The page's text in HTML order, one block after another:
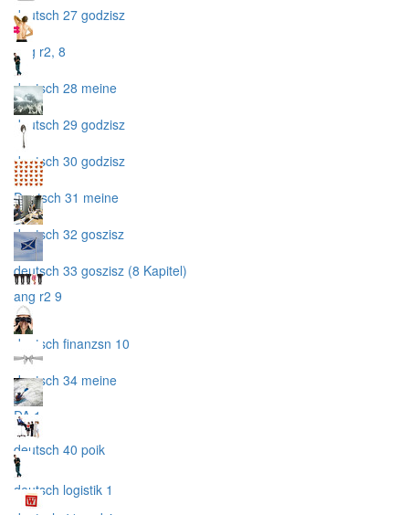
deutsch 27 godzisz
ang r2, 8
deutsch 28 meine
deutsch 29 godzisz
deutsch 30 godzisz
Deutsch 31 meine
deutsch 32 goszisz
deutsch 33 goszisz (8 Kapitel)
ang r2 9
deutsch finanzsn 10
deutsch 34 meine
DA 1
deutsch 40 poik
deutsch logistik 1